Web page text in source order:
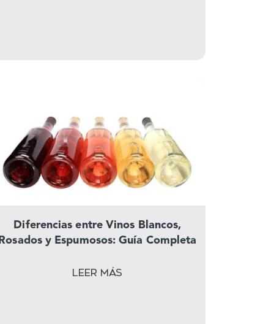
Diferencias entre Vinos Blancos,
Rosados y Espumosos: Guía Completa
Leer más